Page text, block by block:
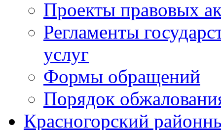
Проекты правовых
Регламенты
услуг
Формы обращений
Порядок
Красногорский